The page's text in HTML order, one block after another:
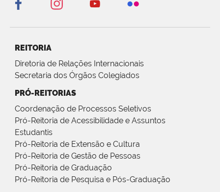
REITORIA
Diretoria de Relações Internacionais
Secretaria dos Órgãos Colegiados
PRÓ-REITORIAS
Coordenação de Processos Seletivos
Pró-Reitoria de Acessibilidade e Assuntos
Estudantis
Pró-Reitoria de Extensão e Cultura
Pró-Reitoria de Gestão de Pessoas
Pró-Reitoria de Graduação
Pró-Reitoria de Pesquisa e Pós-Graduação